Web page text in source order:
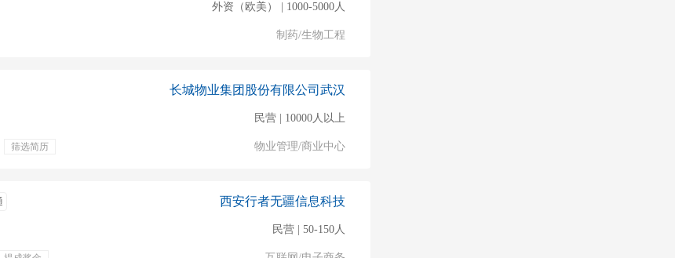
外资（欧美） | 1000-5000人
制药/生物工程
筛选简历
长城物业集团股份有限公司武汉
民营 | 10000人以上
物业管理/商业中心
西安行者无疆信息科技
民营 | 50-150人